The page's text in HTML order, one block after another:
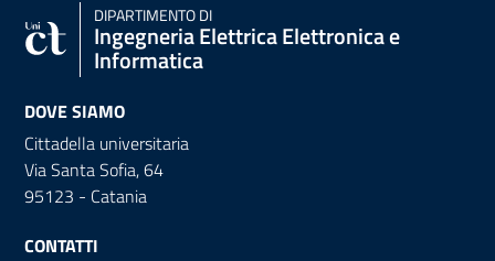
DIPARTIMENTO DI
Ingegneria Elettrica Elettronica e
Informatica
DOVE SIAMO
Cittadella universitaria
Via Santa Sofia, 64
95123 - Catania
CONTATTI